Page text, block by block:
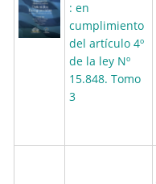
: en
cumplimiento
del artículo 4º
de la ley Nº
15.848. Tomo
3